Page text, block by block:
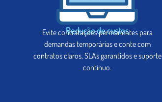
Redução de custos
Evite contratações permanentes para
demandas temporárias e conte com
contratos claros, SLAs garantidos e suporte
contínuo.